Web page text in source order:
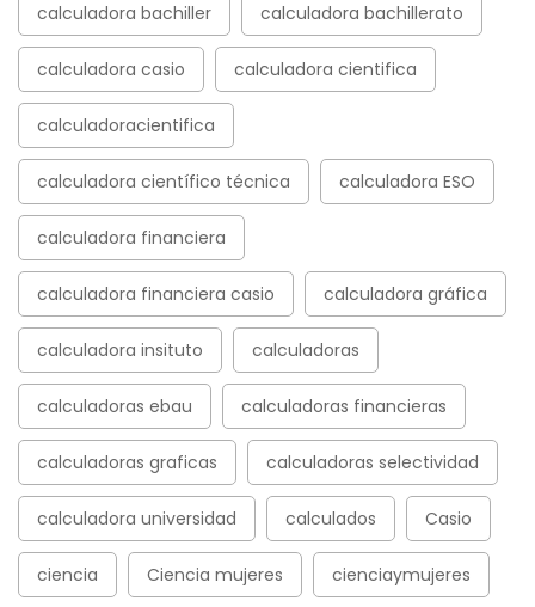
calculadora bachiller calculadora bachillerato
calculadora casio calculadora cientifica
calculadoracientifica
calculadora científico técnica calculadora ESO
calculadora financiera
calculadora financiera casio calculadora gráfica
calculadora insituto calculadoras
calculadoras ebau calculadoras financieras
calculadoras graficas calculadoras selectividad
calculadora universidad calculados Casio
ciencia Ciencia mujeres cienciaymujeres